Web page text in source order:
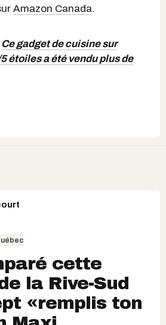
Amazon Canada.
Ce gadget de cuisine sur
étoiles a été vendu plus de
cette
la Rive-Sud
«remplis ton